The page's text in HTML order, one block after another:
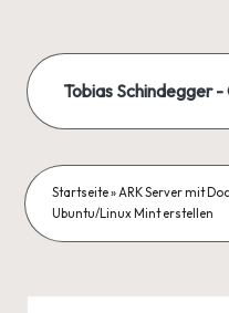
content
Tobias Schindegger -
Startseite»ARK Server mit
Ubuntu/Linux Mint erstellen